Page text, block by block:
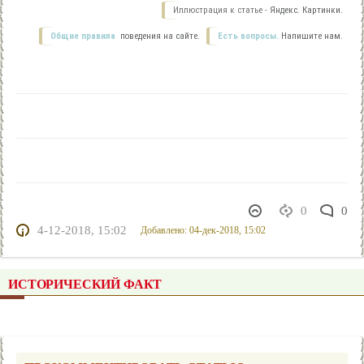
Иллюстрация к статье - Яндекс. Картинки.
Есть вопросы. Напишите нам.
Общие правила поведения на сайте.
0
0
4-12-2018, 15:02
Добавлено: 04-дек-2018, 15:02
ИСТОРИЧЕСКИЙ ФАКТ